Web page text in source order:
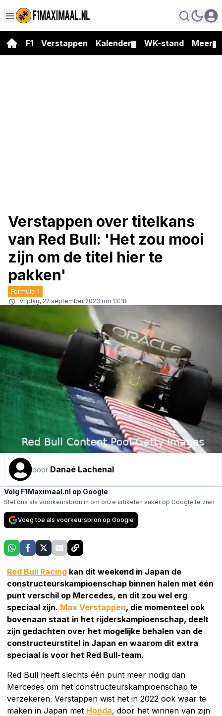
F1 Verstappen Kalender WK-stand Meer
Verstappen over titelkans
van Red Bull: 'Het zou mooi
zijn om de titel hier te
pakken'
Formule 1
vrijdag, 22 september 2023 om 13:18
door Danaé Lachenal
Volg F1Maximaal.nl op Google
Stel ons als voorkeursbron in om onze artikelen vaker op Google te zien
Voeg toe als voorkeursbron op Google
Red Bull Racing kan dit weekend in Japan de
constructeurskampioenschap binnen halen met één
punt verschil op Mercedes, en dit zou wel erg
speciaal zijn. Max Verstappen, die momenteel ook
bovenaan staat in het rijderskampioenschap, deelt
zijn gedachten over het mogelijke behalen van de
constructeurstitel in Japan en waarom dit extra
speciaal is voor het Red Bull-team.
Red Bull heeft slechts één punt meer nodig dan
Mercedes om het constructeurskampioenschap te
verzekeren. Verstappen wist het in 2022 ook waar te
maken in Japan met Honda, door het winnen van zijn